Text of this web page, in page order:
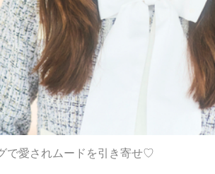
で愛されムードを引き寄せ♡